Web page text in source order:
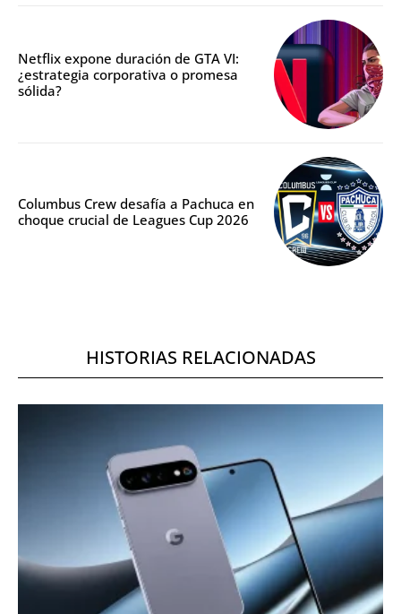
Netflix expone duración de GTA VI:
¿estrategia corporativa o promesa
sólida?
Columbus Crew desafía a Pachuca en
choque crucial de Leagues Cup 2026
HISTORIAS RELACIONADAS